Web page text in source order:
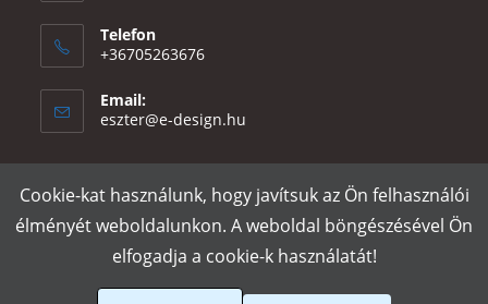
Telefon
+36705263676
Email:
eszter@e-design.hu
Rólunk Szállítás és fizetés Adatvédelmi tájékoztató
ÁSZF
Póló nyomtatás
Cookie-kat használunk, hogy javítsuk az Ön felhasználói
élményét weboldalunkon. A weboldal böngészésével Ön
elfogadja a cookie-k használatát!